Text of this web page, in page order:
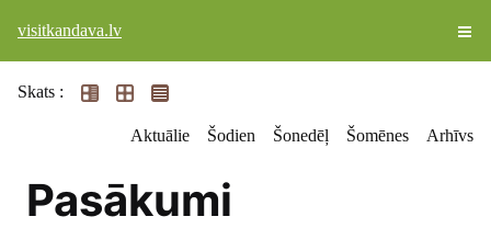
visitkandava.lv
Skats :
Aktuālie Šodien Šonedēļ Šomēnes Arhīvs
Pasākumi